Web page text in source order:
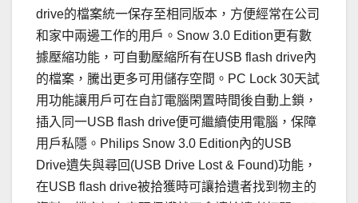
drive的檔案統一保存至相同版本，方便經常在公司
和家中兩邊工作的用戶。Snow 3.0 Edition更有數
據壓縮功能，可自動壓縮所有在USB flash drive內
的檔案，騰出更多可用儲存空間。PC Lock 30天試
用功能讓用戶可在自訂電腦閑置時間後自動上鎖，
插入同一USB flash drive便可繼續使用電腦，保障
用戶私隱。Philips Snow 3.0 Edition內的USB
Drive遺失與尋回(USB Drive Lost & Found)功能，
在USB flash drive被拾獲時可讓拾遺者找到物主的